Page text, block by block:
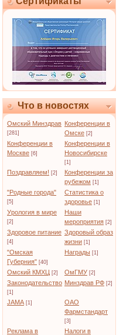
Что в новостях
Омский Минздрав
[281]
Конференции в
Омске [2]
Конференции в
Москве [6]
Конференции в
Новосибирске
[1]
Поздравляем! [2]
Конференции за
рубежом [1]
"Родные города"
[5]
Статистика о
здоровье [1]
Урология в мире
[2]
Наши
мероприятия [2]
Здоровое питание
[4]
Здоровый образ
жизни [1]
"Омская
Губерния" [40]
Награды [1]
Омский КМХЦ [2] ОмГМУ [2]
Законодательство
[1]
Минздрав РФ [2]
JAMA [1]
ОАО
Фармстандарт
[3]
Реклама в
Налоги в